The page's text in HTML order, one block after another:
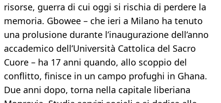
risorse, guerra di cui oggi si rischia di perdere la
memoria. Gbowee – che ieri a Milano ha tenuto
una prolusione durante l’inaugurazione dell’anno
accademico dell’Università Cattolica del Sacro
Cuore – ha 17 anni quando, allo scoppio del
conflitto, finisce in un campo profughi in Ghana.
Due anni dopo, torna nella capitale liberiana